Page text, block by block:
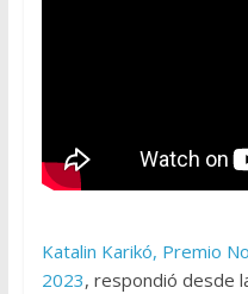
Katalin Karikó, Premio
2023, respondió desde